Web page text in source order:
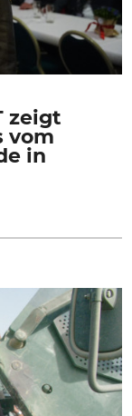
zeigt
vom
in